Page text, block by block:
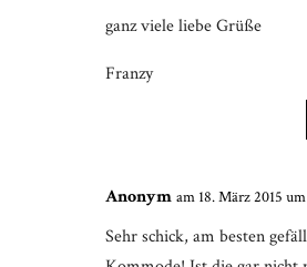
ganz viele liebe Grüße
Franzy
Anonym am 18. März 2015
Sehr schick, am besten